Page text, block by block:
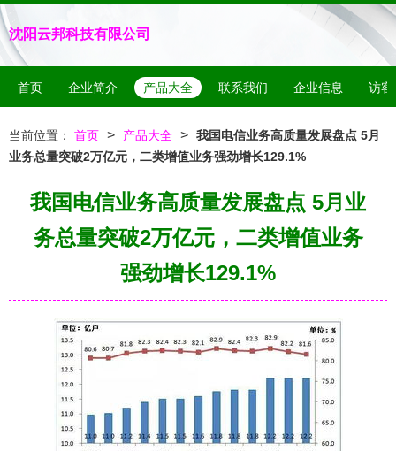
沈阳云邦科技有限公司
首页 企业简介 产品大全 联系我们 企业信息 访客
当前位置： 首页 > 产品大全 > 我国电信业务高质量发展盘点 5月
业务总量突破2万亿元，二类增值业务强劲增长129.1%
我国电信业务高质量发展盘点 5月业
务总量突破2万亿元，二类增值业务
强劲增长129.1%